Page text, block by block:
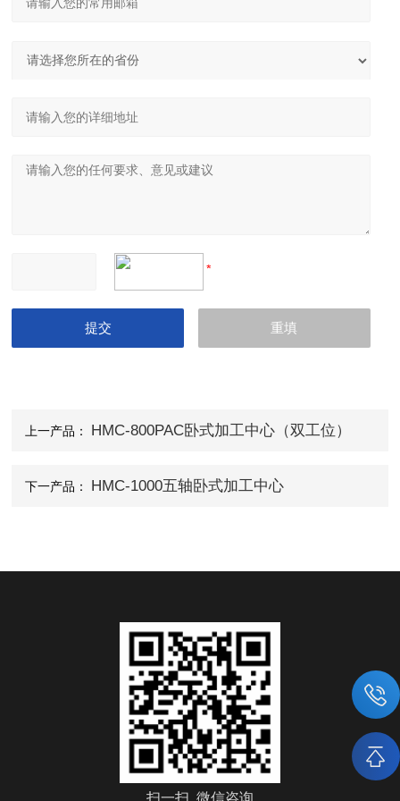
上一产品： HMC-800PAC卧式加工中心（双工位）
下一产品： HMC-1000五轴卧式加工中心
扫一扫 微信咨询